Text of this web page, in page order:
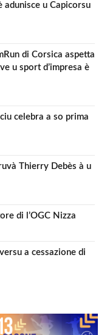
adunisce u Capicorsu
di Corsica aspetta
u sport d’impresa è
celebra a so prima
Thierry Debès à u
di l’OGC Nizza
a cessazione di